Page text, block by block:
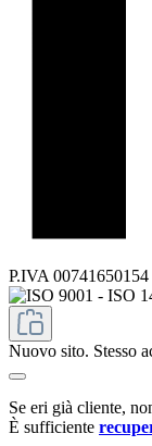
P.IVA
Nuovo sito. Stesso
Se eri già cliente,
È sufficiente